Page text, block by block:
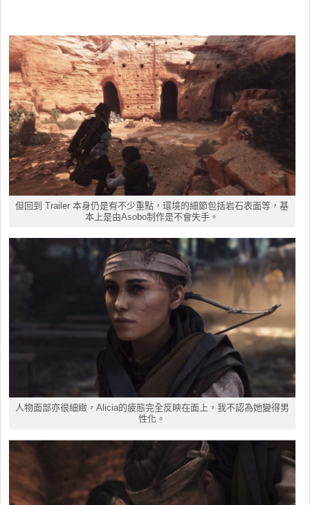
但回到 Trailer 本身仍是有不少重點，環境的細節包括岩石表面等，基
本上是由Asobo制作是不會失手。
人物面部亦很細緻，Alicia的疲態完全反映在面上，我不認為她變得男
性化。